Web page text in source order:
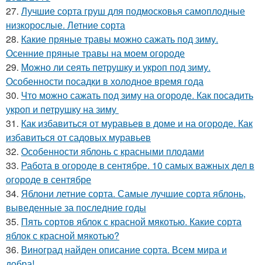
27. Лучшие сорта груш для подмосковья самоплодные
низкорослые. Летние сорта
28. Какие пряные травы можно сажать под зиму.
Осенние пряные травы на моем огороде
29. Можно ли сеять петрушку и укроп под зиму.
Особенности посадки в холодное время года
30. Что можно сажать под зиму на огороде. Как посадить
укроп и петрушку на зиму
31. Как избавиться от муравьев в доме и на огороде. Как
избавиться от садовых муравьев
32. Особенности яблонь с красными плодами
33. Работа в огороде в сентябре. 10 самых важных дел в
огороде в сентябре
34. Яблони летние сорта. Самые лучшие сорта яблонь,
выведенные за последние годы
35. Пять сортов яблок с красной мякотью. Какие сорта
яблок с красной мякотью?
36. Виноград найден описание сорта. Всем мира и